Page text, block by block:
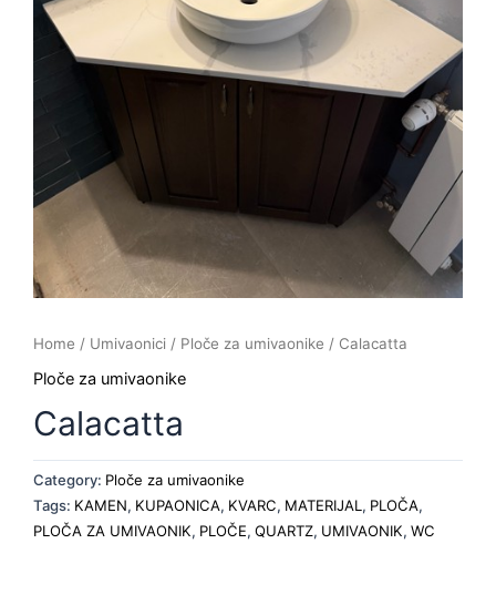
Home / Umivaonici / Ploče za umivaonike / Calacatta
Ploče za umivaonike
Calacatta
Category: Ploče za umivaonike
Tags: KAMEN, KUPAONICA, KVARC, MATERIJAL , PLOČA,
PLOČA ZA UMIVAONIK, PLOČE, QUARTZ, UMIVAONIK, WC